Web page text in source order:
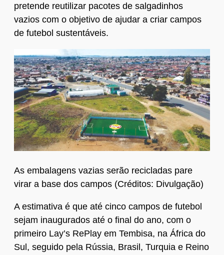
pretende reutilizar pacotes de salgadinhos
vazios com o objetivo de ajudar a criar campos
de futebol sustentáveis.
As embalagens vazias serão recicladas pare
virar a base dos campos (Créditos: Divulgação)
A estimativa é que até cinco campos de futebol
sejam inaugurados até o final do ano, com o
primeiro Lay’s RePlay em Tembisa, na África do
Sul, seguido pela Rússia, Brasil, Turquia e Reino